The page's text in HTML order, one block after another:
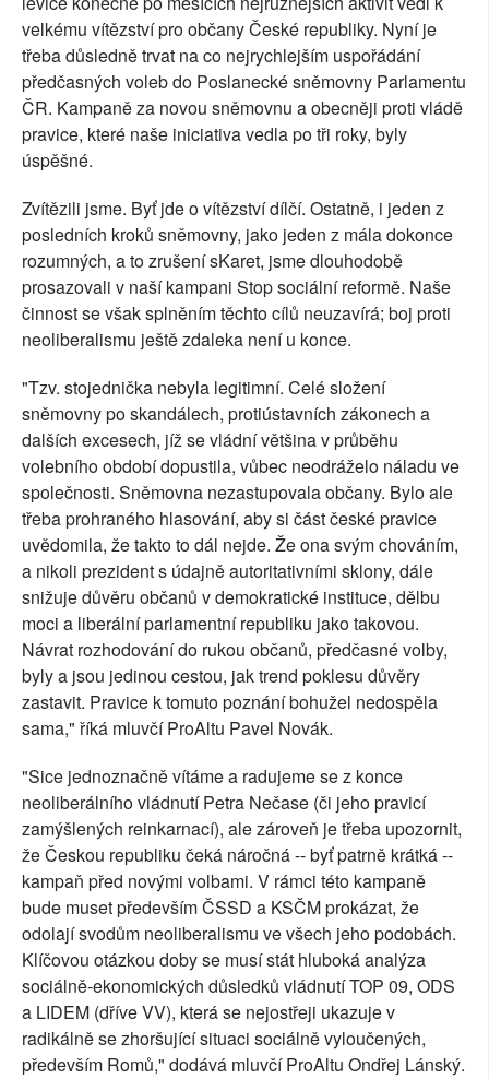
velkému vítězství pro občany České republiky. Nyní je
třeba důsledně trvat na co nejrychlejším uspořádání
předčasných voleb do Poslanecké sněmovny Parlamentu
ČR. Kampaně za novou sněmovnu a obecněji proti vládě
pravice, které naše iniciativa vedla po tři roky, byly
úspěšné.
Zvítězili jsme. Byť jde o vítězství dílčí. Ostatně, i jeden z
posledních kroků sněmovny, jako jeden z mála dokonce
rozumných, a to zrušení sKaret, jsme dlouhodobě
prosazovali v naší kampani Stop sociální reformě. Naše
činnost se však splněním těchto cílů neuzavírá; boj proti
neoliberalismu ještě zdaleka není u konce.
"Tzv. stojednička nebyla legitimní. Celé složení
sněmovny po skandálech, protiústavních zákonech a
dalších excesech, jíž se vládní většina v průběhu
volebního období dopustila, vůbec neodráželo náladu ve
společnosti. Sněmovna nezastupovala občany. Bylo ale
třeba prohraného hlasování, aby si část české pravice
uvědomila, že takto to dál nejde. Že ona svým chováním,
a nikoli prezident s údajně autoritativními sklony, dále
snižuje důvěru občanů v demokratické instituce, dělbu
moci a liberální parlamentní republiku jako takovou.
Návrat rozhodování do rukou občanů, předčasné volby,
byly a jsou jedinou cestou, jak trend poklesu důvěry
zastavit. Pravice k tomuto poznání bohužel nedospěla
sama," říká mluvčí ProAltu Pavel Novák.
"Sice jednoznačně vítáme a radujeme se z konce
neoliberálního vládnutí Petra Nečase (či jeho pravicí
zamýšlených reinkarnací), ale zároveň je třeba upozornit,
že Českou republiku čeká náročná -- byť patrně krátká --
kampaň před novými volbami. V rámci této kampaně
bude muset především ČSSD a KSČM prokázat, že
odolají svodům neoliberalismu ve všech jeho podobách.
Klíčovou otázkou doby se musí stát hluboká analýza
sociálně-ekonomických důsledků vládnutí TOP 09, ODS
a LIDEM (dříve VV), která se nejostřeji ukazuje v
radikálně se zhoršující situaci sociálně vyloučených,
především Romů," dodává mluvčí ProAltu Ondřej Lánský.